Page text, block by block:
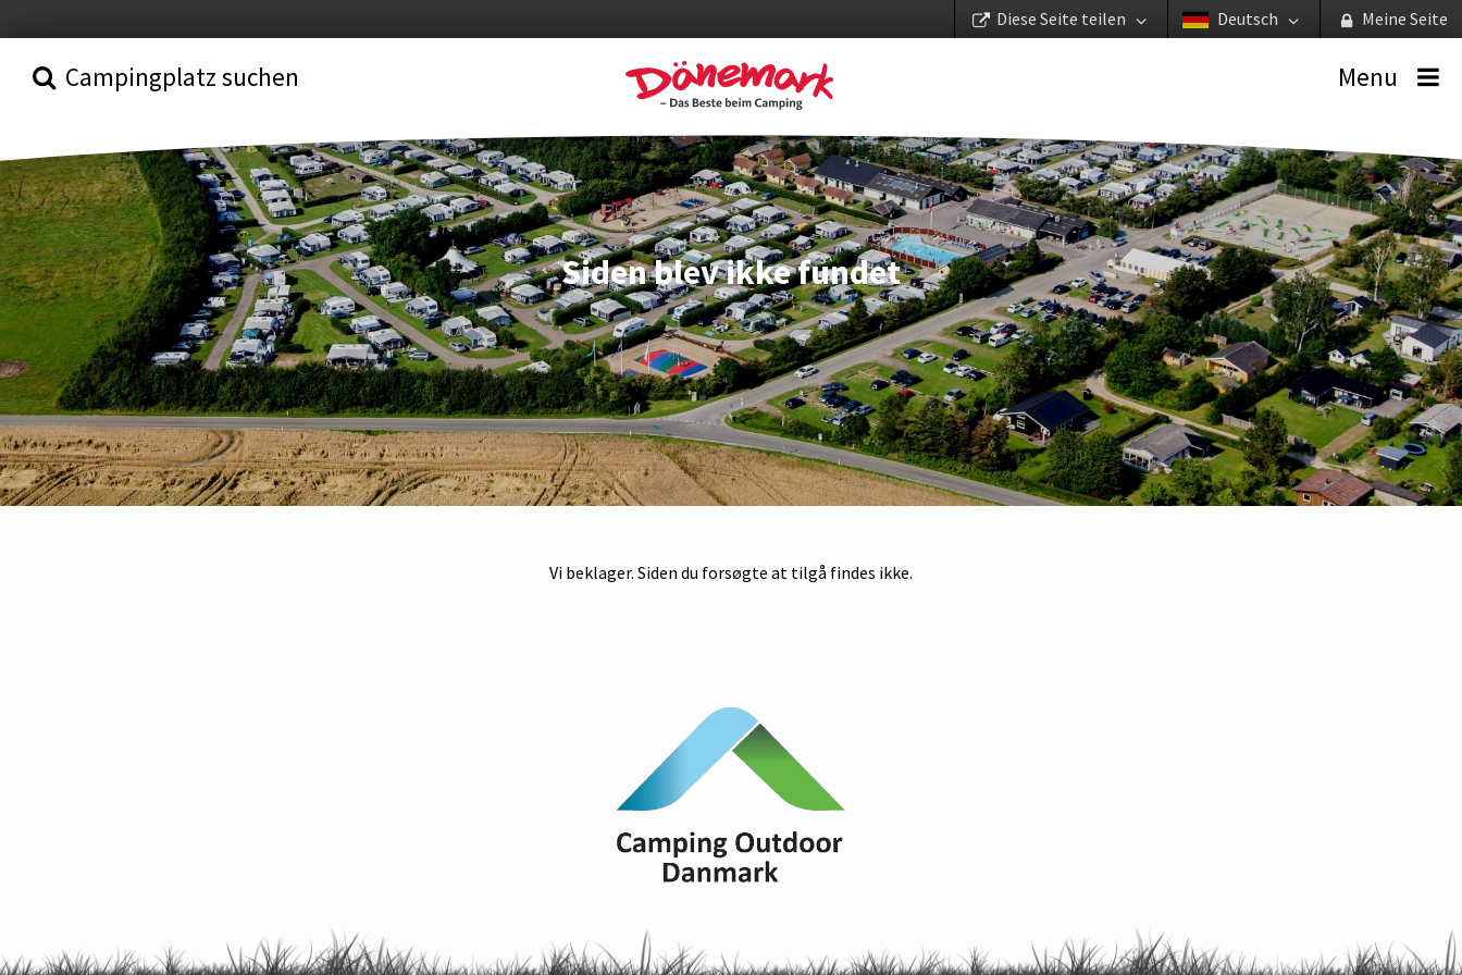
Meine Seite
Deutsch
Diese Seite teilen
Campingplatz suchen Menu
Siden blev ikke fundet
Vi beklager. Siden du forsøgte at tilgå findes ikke.